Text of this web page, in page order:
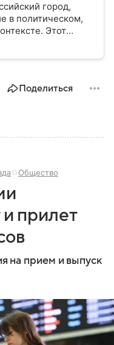
город,
в политическом,
Этот
Европы,
Поделиться
Общество
прилет
на прием и выпуск